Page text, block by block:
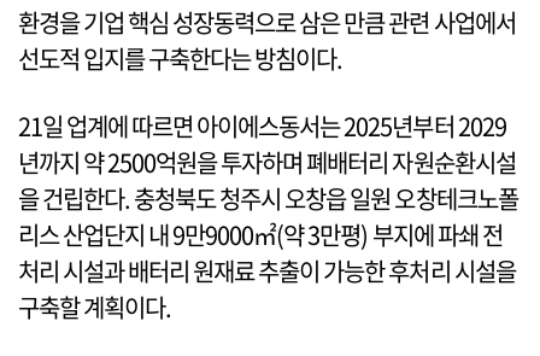
환경을 기업 핵심 성장동력으로 삼은 만큼 관련 사업에서
선도적 입지를 구축한다는 방침이다.
21일 업계에 따르면 아이에스동서는 2025년부터 2029
년까지 약 2500억원을 투자하며 폐배터리 자원순환시설
을 건립한다. 충청북도 청주시 오창읍 일원 오창테크노폴
리스 산업단지 내 9만9000㎡(약 3만평) 부지에 파쇄 전
처리 시설과 배터리 원재료 추출이 가능한 후처리 시설을
구축할 계획이다.